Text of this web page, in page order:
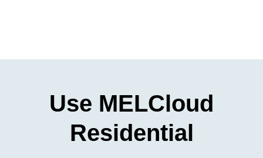
Use MELCloud
Residential